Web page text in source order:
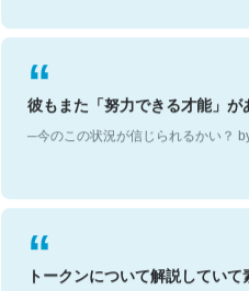
彼もまた「努力できる才能」が
─今のこの状況が信じられるかい？
トークンについて解説してい
だけど、英語だと読んでない